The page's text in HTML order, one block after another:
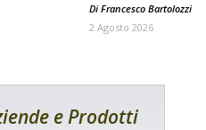
Di Francesco Bartolozzi
2 Agosto 2026
e Prodotti